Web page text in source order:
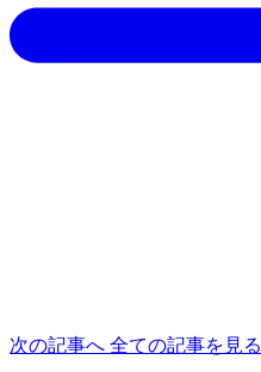
次の記事へ 全ての記事を見る